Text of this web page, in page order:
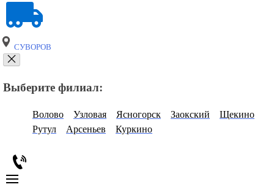
СУВОРОВ
Выберите филиал:
Волово Узловая Ясногорск Заокский
Щекино
Рутул
Арсеньев Куркино